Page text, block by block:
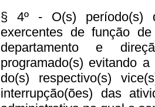
§ 4º - O(s) período(s)
exercentes de função
departamento e
programado(s) evitando
do(s) respectivo(s)
interrupção(ões) das